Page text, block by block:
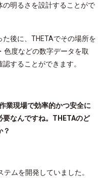
明るさを設計することがで
後に、THETAでその場所を
色度などの数字データを取
することができます。
業現場で効率的かつ安全に
なんですね。THETAのど
？
ムを開発していました。